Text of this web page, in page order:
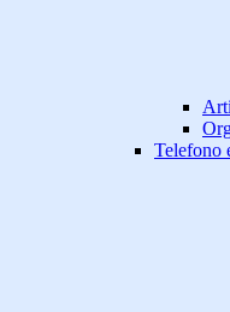
Telefono